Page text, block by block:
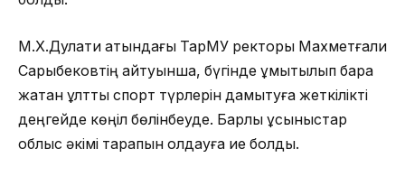
М.Х.Дулати атындағы ТарМУ ректоры Махметғали
Сарыбековтің айтуынша, бүгінде ұмытылып бара
жатқан ұлттық спорт түрлерін дамытуға жеткілікті
деңгейде көңіл бөлінбеуде. Барлық ұсыныстар
облыс әкімі тарапын қолдауға ие болды.